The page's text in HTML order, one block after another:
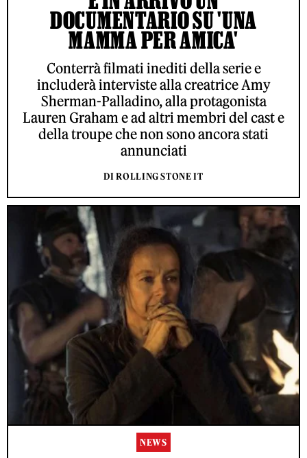
DOCUMENTARIO SU 'UNA
MAMMA PER AMICA'
Conterrà filmati inediti della serie e
includerà interviste alla creatrice Amy
Sherman-Palladino, alla protagonista
Lauren Graham e ad altri membri del cast e
della troupe che non sono ancora stati
annunciati
DI ROLLING STONE IT
NEWS